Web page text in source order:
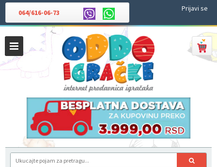
064/616-06-73 Prijavi se